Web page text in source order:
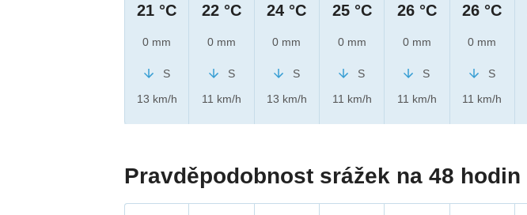
21 °C
0 mm
S
13 km/h
22 °C
0 mm
S
11 km/h
24 °C
0 mm
S
13 km/h
25 °C
0 mm
S
11 km/h
26 °C
0 mm
S
11 km/h
26 °C
0 mm
S
11 km/h
Pravděpodobnost srážek na 48 hodin